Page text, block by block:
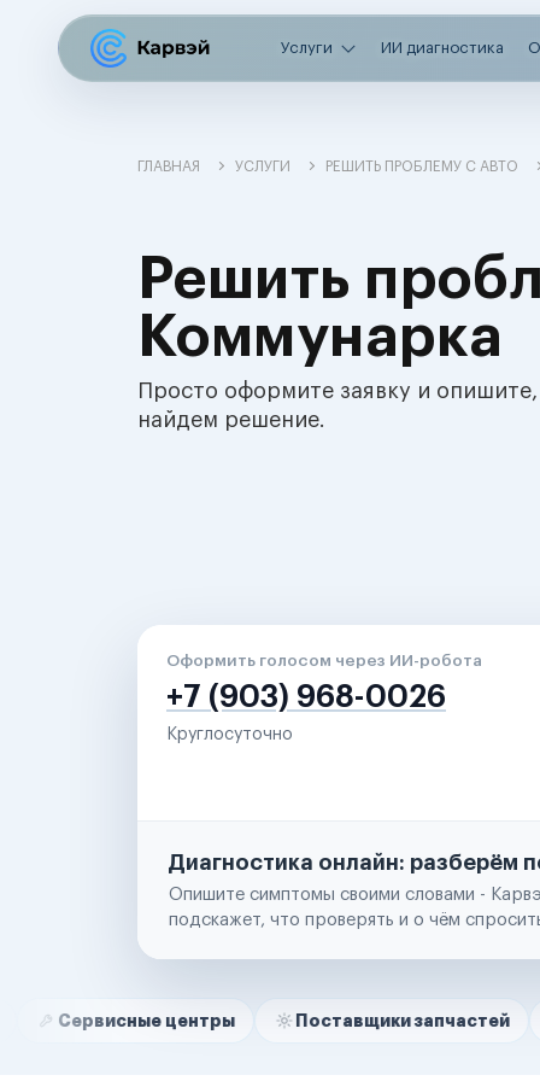
Услуги ИИ диагностика
ГЛАВНАЯ УСЛУГИ РЕШИТЬ ПРОБЛЕМУ С АВТО
Решить
Коммунарка
Просто оформите заявку и
найдем решение.
Оформить голосом через ИИ-робота
+7 (903) 968-0026
Круглосуточно
Диагностика онлайн: разберём
Опишите симптомы своими словами -
подскажет, что проверять и о чём
Нам доверяют
центры Поставщики запчастей
Маркетплейсы